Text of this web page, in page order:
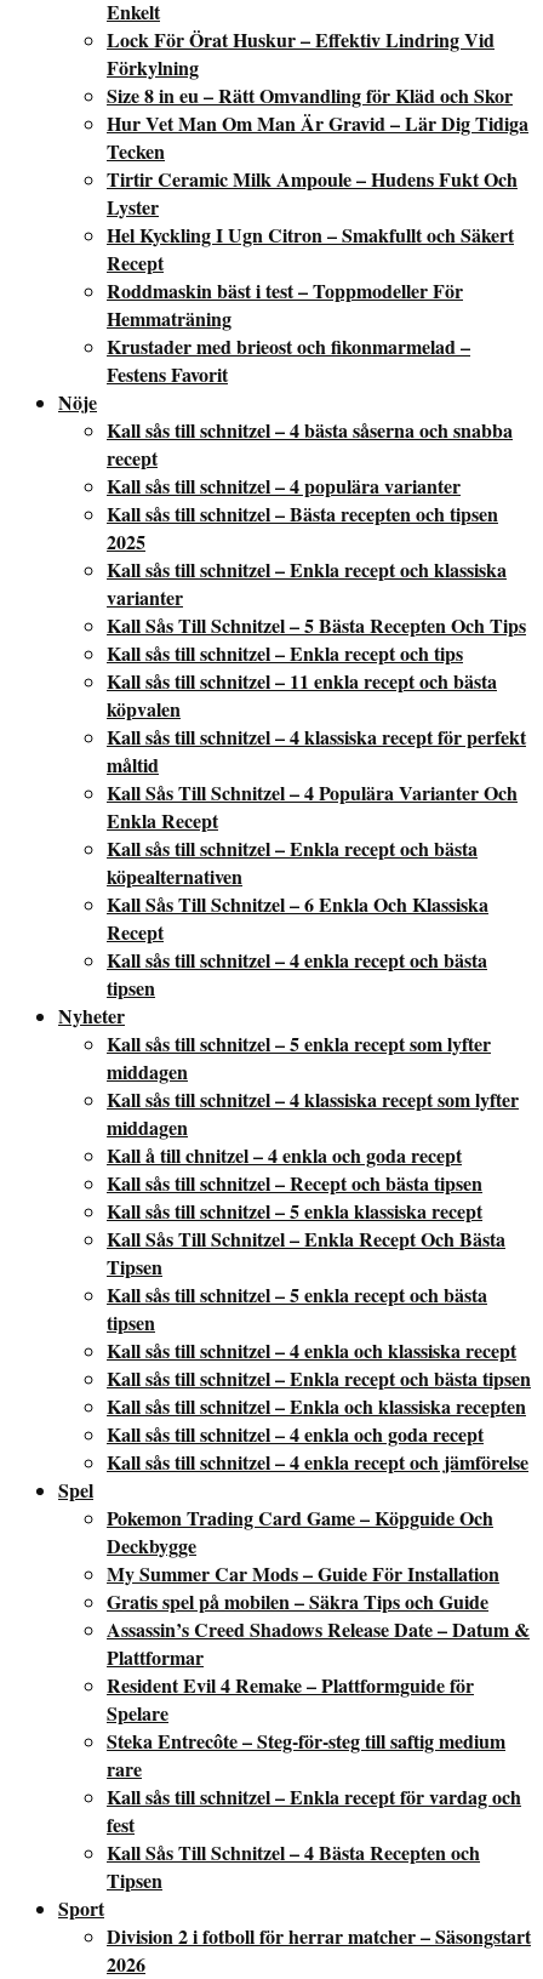
Enkelt
Lock För Örat Huskur – Effektiv Lindring Vid
Förkylning
Size 8 in eu – Rätt Omvandling för Kläd och Skor
Hur Vet Man Om Man Är Gravid – Lär Dig Tidiga
Tecken
Tirtir Ceramic Milk Ampoule – Hudens Fukt Och
Lyster
Hel Kyckling I Ugn Citron – Smakfullt och Säkert
Recept
Roddmaskin bäst i test – Toppmodeller För
Hemmaträning
Krustader med brieost och fikonmarmelad –
Festens Favorit
Nöje
Kall sås till schnitzel – 4 bästa såserna och snabba
recept
Kall sås till schnitzel – 4 populära varianter
Kall sås till schnitzel – Bästa recepten och tipsen
2025
Kall sås till schnitzel – Enkla recept och klassiska
varianter
Kall Sås Till Schnitzel – 5 Bästa Recepten Och Tips
Kall sås till schnitzel – Enkla recept och tips
Kall sås till schnitzel – 11 enkla recept och bästa
köpvalen
Kall sås till schnitzel – 4 klassiska recept för perfekt
måltid
Kall Sås Till Schnitzel – 4 Populära Varianter Och
Enkla Recept
Kall sås till schnitzel – Enkla recept och bästa
köpealternativen
Kall Sås Till Schnitzel – 6 Enkla Och Klassiska
Recept
Kall sås till schnitzel – 4 enkla recept och bästa
tipsen
Nyheter
Kall sås till schnitzel – 5 enkla recept som lyfter
middagen
Kall sås till schnitzel – 4 klassiska recept som lyfter
middagen
Kall å till chnitzel – 4 enkla och goda recept
Kall sås till schnitzel – Recept och bästa tipsen
Kall sås till schnitzel – 5 enkla klassiska recept
Kall Sås Till Schnitzel – Enkla Recept Och Bästa
Tipsen
Kall sås till schnitzel – 5 enkla recept och bästa
tipsen
Kall sås till schnitzel – 4 enkla och klassiska recept
Kall sås till schnitzel – Enkla recept och bästa tipsen
Kall sås till schnitzel – Enkla och klassiska recepten
Kall sås till schnitzel – 4 enkla och goda recept
Kall sås till schnitzel – 4 enkla recept och jämförelse
Spel
Pokemon Trading Card Game – Köpguide Och
Deckbygge
My Summer Car Mods – Guide För Installation
Gratis spel på mobilen – Säkra Tips och Guide
Assassin’s Creed Shadows Release Date – Datum &
Plattformar
Resident Evil 4 Remake – Plattformguide för
Spelare
Steka Entrecôte – Steg-för-steg till saftig medium
rare
Kall sås till schnitzel – Enkla recept för vardag och
fest
Kall Sås Till Schnitzel – 4 Bästa Recepten och
Tipsen
Sport
Division 2 i fotboll för herrar matcher – Säsongstart
2026